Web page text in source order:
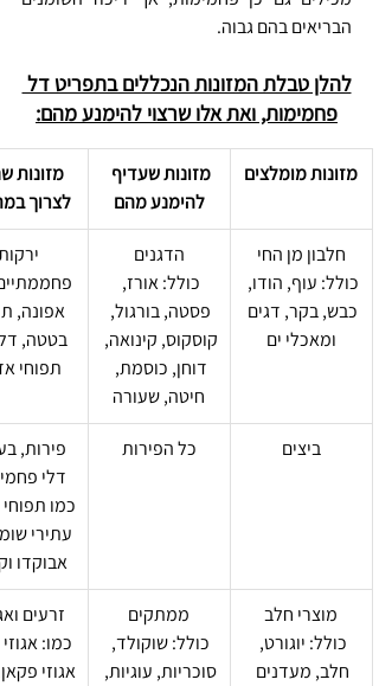
הבריאים בהם גבוה.
להלן טבלת המזונות הנכללים בתפריט דל
פחמימות, ואת אלו שרצוי להימנע מהם:
מזונות מומלצים
מזונות שעדיף
להימנע מהם
מזונות
לצרוך
חלבון מן החי
כולל: עוף, הודו,
כבש, בקר, דגים
ומאכלי ים
הדגנים
כולל: אורז,
פסטה, בורגול,
קוסקוס, קינואה,
דוחן, כוסמת,
חיטה, שעורה
אפונה,
בטטה,
תפוחי
ביצים כל הפירות
פירות,
דלי
כמו
עתירי
אבוקדו
מוצרי חלב
כולל: יוגורט,
חלב, מעדנים
ממתקים
כולל: שוקולד,
סוכריות, עוגיות,
זרעים
כמו:
אגוזי